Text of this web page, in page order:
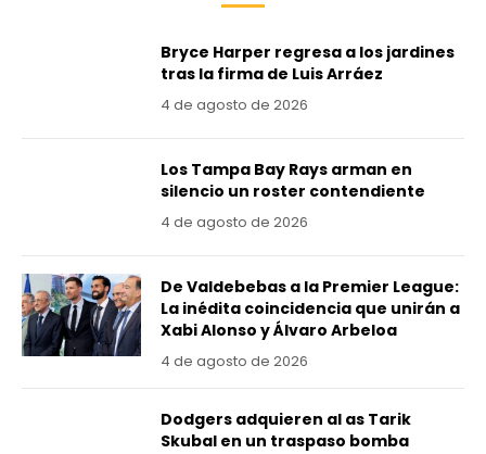
Bryce Harper regresa a los jardines
tras la firma de Luis Arráez
4 de agosto de 2026
Los Tampa Bay Rays arman en
silencio un roster contendiente
4 de agosto de 2026
De Valdebebas a la Premier League:
La inédita coincidencia que unirán a
Xabi Alonso y Álvaro Arbeloa
4 de agosto de 2026
Dodgers adquieren al as Tarik
Skubal en un traspaso bomba